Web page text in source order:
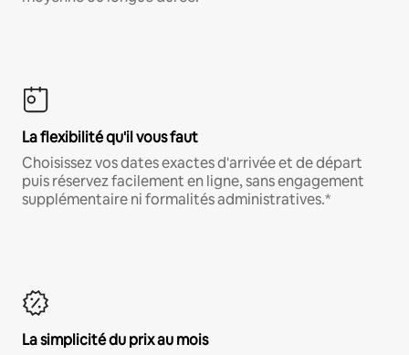
La flexibilité qu'il vous faut
Choisissez vos dates exactes d'arrivée et de départ
puis réservez facilement en ligne, sans engagement
supplémentaire ni formalités administratives.*
La simplicité du prix au mois